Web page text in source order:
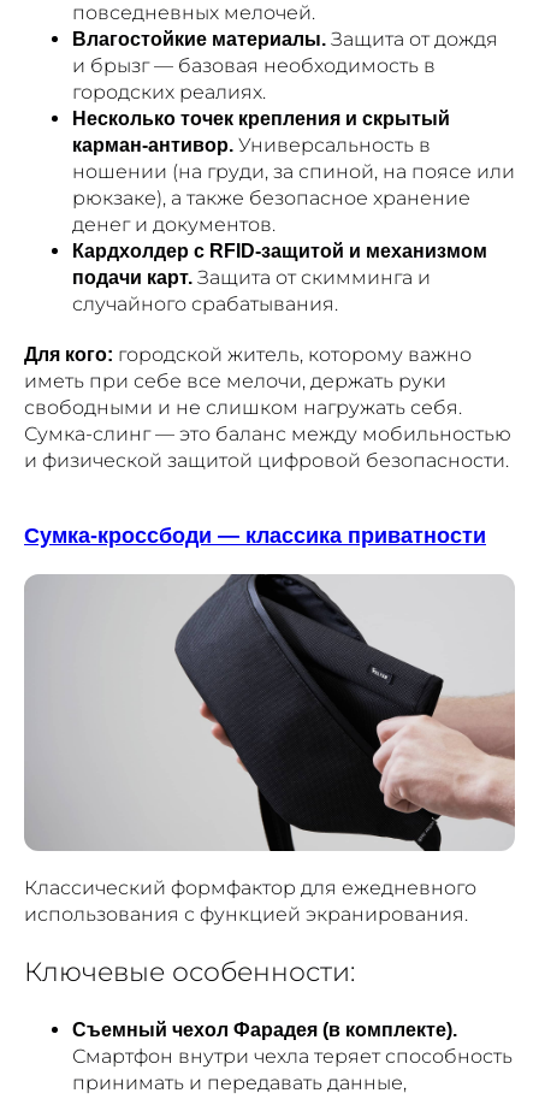
повседневных мелочей.
Влагостойкие материалы. Защита от дождя
и брызг — базовая необходимость в
городских реалиях.
Несколько точек крепления и скрытый
карман-антивор. Универсальность в
ношении (на груди, за спиной, на поясе или
рюкзаке), а также безопасное хранение
денег и документов.
Кардхолдер с RFID-защитой и механизмом
подачи карт. Защита от скимминга и
случайного срабатывания.
Для кого: городской житель, которому важно
иметь при себе все мелочи, держать руки
свободными и не слишком нагружать себя.
Сумка-слинг — это баланс между мобильностью
и физической защитой цифровой безопасности.
Сумка-кроссбоди — классика приватности
Классический формфактор для ежедневного
использования с функцией экранирования.
Ключевые особенности:
Съемный чехол Фарадея (в комплекте).
Смартфон внутри чехла теряет способность
принимать и передавать данные,